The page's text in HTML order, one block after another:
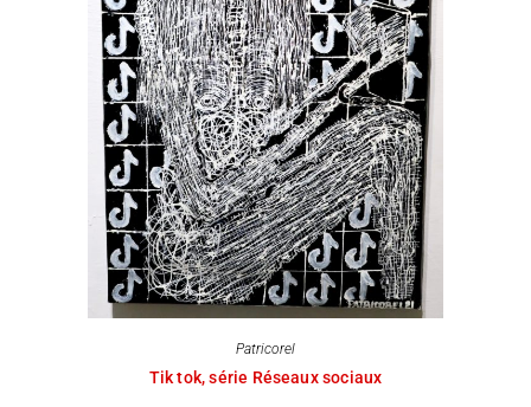
Patricorel
Tik tok, série Réseaux sociaux